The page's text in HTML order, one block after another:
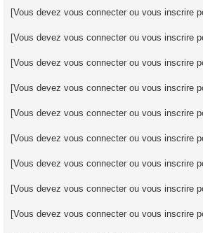
[Vous devez vous connecter ou vous inscrire
[Vous devez vous connecter ou vous inscrire
[Vous devez vous connecter ou vous inscrire
[Vous devez vous connecter ou vous inscrire
[Vous devez vous connecter ou vous inscrire
[Vous devez vous connecter ou vous inscrire
[Vous devez vous connecter ou vous inscrire
[Vous devez vous connecter ou vous inscrire
[Vous devez vous connecter ou vous inscrire